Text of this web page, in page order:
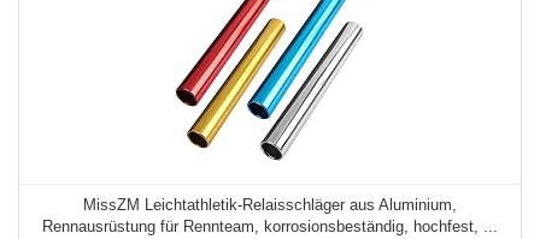
MissZM Leichtathletik-Relaisschläger aus Aluminium,
Rennausrüstung für Rennteam, korrosionsbeständig, hochfest, ...